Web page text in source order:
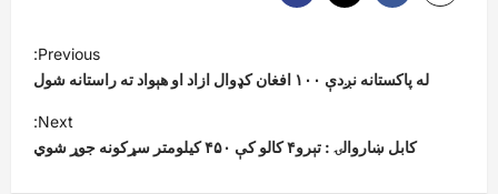
Previous:
له پاکستانه نږدې ۱۰۰ افغان کډوال ازاد او هېواد ته راستانه شول
Next:
کابل ښاروالۍ : تېرو۴ کالو کې ۴۵۰ کیلومتر سړکونه جوړ شوي